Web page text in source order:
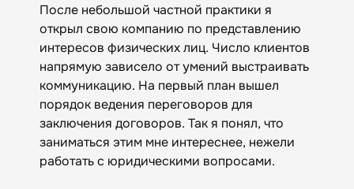
После небольшой частной практики я
открыл свою компанию по представлению
интересов физических лиц. Число клиентов
напрямую зависело от умений выстраивать
коммуникацию. На первый план вышел
порядок ведения переговоров для
заключения договоров. Так я понял, что
заниматься этим мне интереснее, нежели
работать с юридическими вопросами.